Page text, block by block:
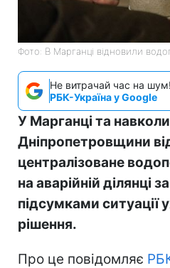
Фото: В Марганці відновили
Не витрачай час на
РБК-Україна у Google
У Марганці та
Дніпропетровщини
централізоване
на аварійній ділянці
підсумками ситуації
рішення.
Про це повідомляє